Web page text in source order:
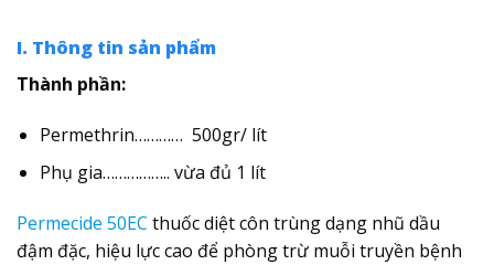
I. Thông tin sản phẩm
Thành phần:
Permethrin………… 500gr/ lít
Phụ gia…………….. vừa đủ 1 lít
Permecide 50EC thuốc diệt côn trùng dạng nhũ dầu
đậm đặc, hiệu lực cao để phòng trừ muỗi truyền bệnh